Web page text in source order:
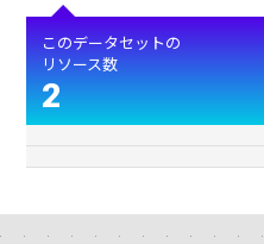
このデータセットの
リソース数
2